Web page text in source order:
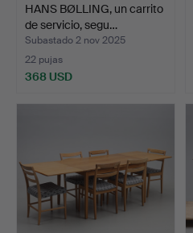
HANS BØLLING, un carrito
de servicio, segu…
Subastado 2 nov 2025
22 pujas
368 USD